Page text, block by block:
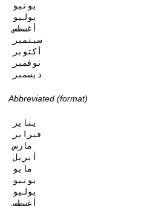
يونيو
يوليو
أغسطس
سبتمبر
أكتوبر
نوفمبر
ديسمبر
Abbreviated (format)
يناير
فبراير
مارس
أبريل
مايو
يونيو
يوليو
أغسطس